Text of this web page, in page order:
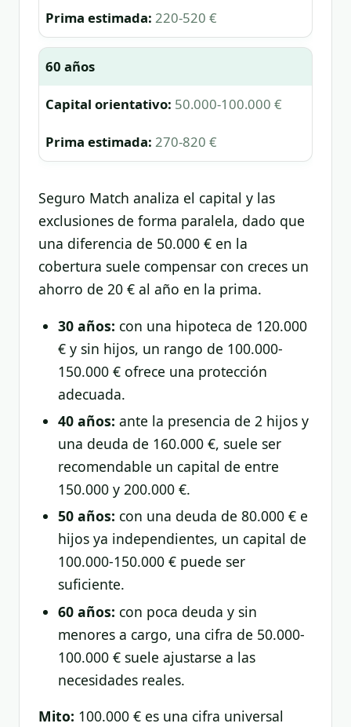
220-520 €
60 años
50.000-100.000 €
270-820 €
Seguro Match analiza el capital y las
exclusiones de forma paralela, dado que
una diferencia de 50.000 € en la
cobertura suele compensar con creces un
ahorro de 20 € al año en la prima.
30 años: con una hipoteca de 120.000
€ y sin hijos, un rango de 100.000-
150.000 € ofrece una protección
adecuada.
40 años: ante la presencia de 2 hijos y
una deuda de 160.000 €, suele ser
recomendable un capital de entre
150.000 y 200.000 €.
50 años: con una deuda de 80.000 € e
hijos ya independientes, un capital de
100.000-150.000 € puede ser
suficiente.
60 años: con poca deuda y sin
menores a cargo, una cifra de 50.000-
100.000 € suele ajustarse a las
necesidades reales.
Mito: 100.000 € es una cifra universal